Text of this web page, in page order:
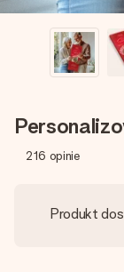
216 opinie
Produkt